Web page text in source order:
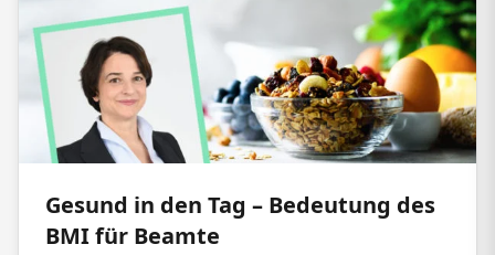
Gesund in den Tag – Bedeutung des
BMI für Beamte